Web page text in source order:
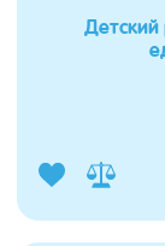
Детский